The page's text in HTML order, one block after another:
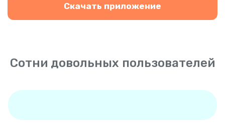
Скачать приложение
Сотни довольных пользователей